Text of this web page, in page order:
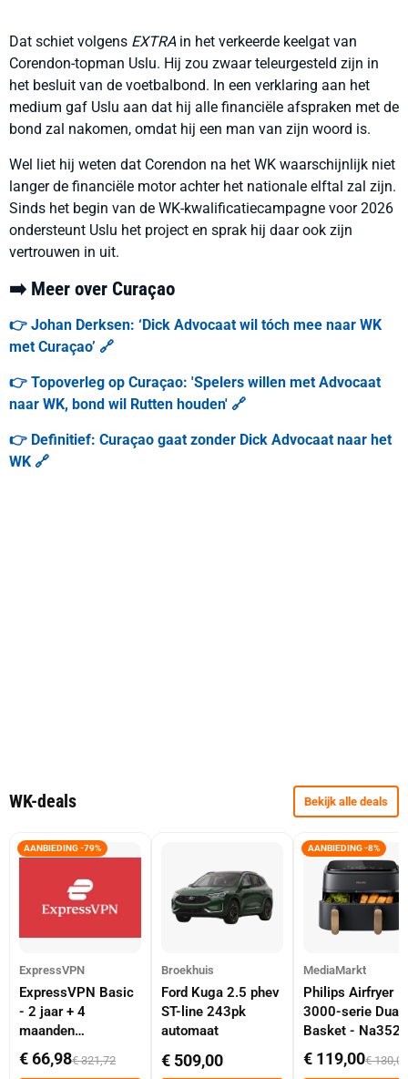
Dat schiet volgens EXTRA in het verkeerde keelgat van
Corendon-topman Uslu. Hij zou zwaar teleurgesteld zijn in
het besluit van de voetbalbond. In een verklaring aan het
medium gaf Uslu aan dat hij alle financiële afspraken met de
bond zal nakomen, omdat hij een man van zijn woord is.
Wel liet hij weten dat Corendon na het WK waarschijnlijk niet
langer de financiële motor achter het nationale elftal zal zijn.
Sinds het begin van de WK-kwalificatiecampagne voor 2026
ondersteunt Uslu het project en sprak hij daar ook zijn
vertrouwen in uit.
➡️ Meer over Curaçao
👉 Johan Derksen: ‘Dick Advocaat wil tóch mee naar WK
met Curaçao’ 🔗
👉 Topoverleg op Curaçao: 'Spelers willen met Advocaat
naar WK, bond wil Rutten houden' 🔗
👉 Definitief: Curaçao gaat zonder Dick Advocaat naar het
WK 🔗
WK-deals Bekijk alle deals
AANBIEDING -79%
ExpressVPN
ExpressVPN Basic
- 2 jaar + 4
maanden
abonnement
€ 66,98€ 321,72
Broekhuis
Ford Kuga 2.5 phev
ST-line 243pk
automaat
€ 509,00
AANBIEDING -8%
MediaMarkt
Philips Airfryer
3000-serie Dual
Basket -
Dubbele Mand 9
Tot 6 Personen
€ 119,00€ 130,00